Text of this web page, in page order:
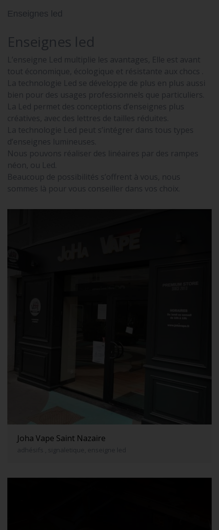
Enseignes led
Enseignes led
L’enseigne Led multiplie les avantages, Elle est avant
tout économique, écologique et résistante aux chocs .
La technologie Led se développe de plus en plus aussi
bien pour des usages professionnels que particuliers.
La Led permet des conceptions d’enseignes plus
créatives, avec des lettres de tailles réduites.
La technologie Led peut s’intégrer dans tous types
d’enseignes lumineuses.
Nous pouvons réaliser des linéaires par des rampes
néon, ou Led.
Beaucoup de possibilités s’offrent à vous, nous
sommes là pour vous conseiller dans vos choix.
Joha Vape Saint Nazaire
adhésifs , signaletique, enseigne led